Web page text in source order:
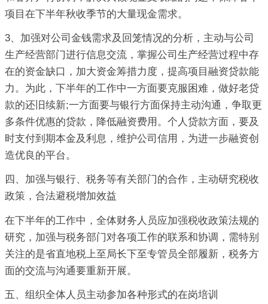
项目在下半年秋收季节的大量现金需求。
3、加强对公司金钱需求及回笼情况的分析，主动与公司
生产经营部门进行信息交流，掌握公司生产经营过程中存
在的资金缺口，加大资金筹措力度，提高项目融资贷款能
力。为此，下半年的工作中一方面要克服困难，做好老贷
款的还旧续新;一方面要与银行方面保持主动沟通，争取更
多条件优惠的贷款，降低融资费用。个人贷款方面，要及
时支付到期本金及利息，维护公司信用，为进一步融资创
造优良的平台。
四、加强与银行、税务等有关部门的合作，主动研究税收
政策，合法避税增加效益
在下半年的工作中，全体财务人员应加强税收政策法规的
研究，加强与税务部门对各项工作的联系和协调，需特别
关注的是省直地税上至局长下至专管员全部履新，税务方
面的交流与沟通要重新开展。
五、组织全体人员主动参加各种形式的在岗培训